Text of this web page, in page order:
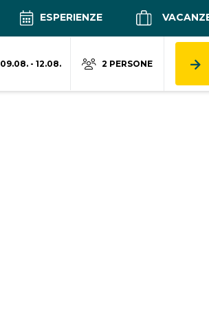
ESPERIENZE
09.08. - 12.08. 2 PERSONE